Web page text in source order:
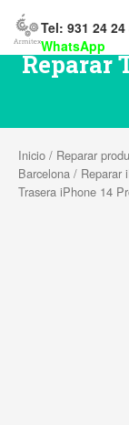
Tel: 931 24 24
WhatsApp
Reparar
Inicio / Reparar
Barcelona / Reparar
Trasera iPhone 14